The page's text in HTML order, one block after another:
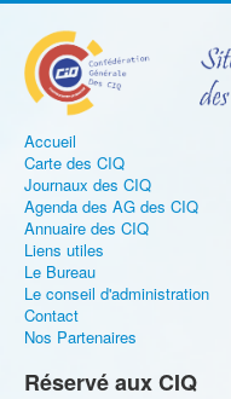
Accueil
Carte des CIQ
Journaux des CIQ
Agenda des AG des CIQ
Annuaire des CIQ
Liens utiles
Le Bureau
Le conseil d'administration
Contact
Nos Partenaires
Réservé aux CIQ